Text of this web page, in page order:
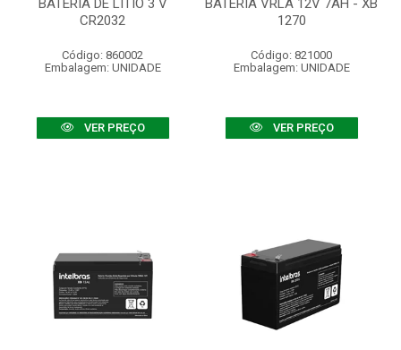
BATERIA DE LÍTIO 3 V
CR2032
Código: 860002
Embalagem: UNIDADE
VER PREÇO
BATERIA VRLA 12V 7AH - XB
1270
Código: 821000
Embalagem: UNIDADE
VER PREÇO